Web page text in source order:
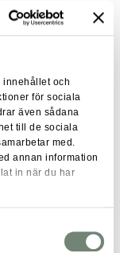
innehållet och
för sociala
även sådana
till de sociala
med.
annan information
in när du har
goda kunskaper
samt
fastigheter, har
i
som
med LOU.
är